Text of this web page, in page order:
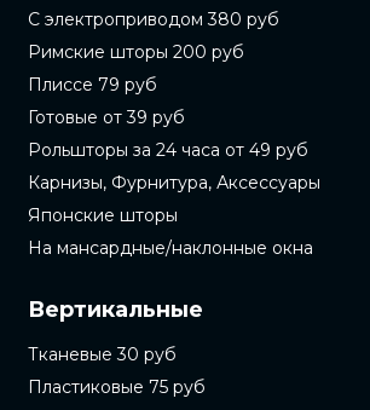
С электроприводом 380 руб
Римские шторы 200 руб
Плиссе 79 руб
Готовые от 39 руб
Рольшторы за 24 часа от 49 руб
Карнизы, Фурнитура, Аксессуары
Японские шторы
На мансардные/наклонные окна
Вертикальные
Тканевые 30 руб
Пластиковые 75 руб